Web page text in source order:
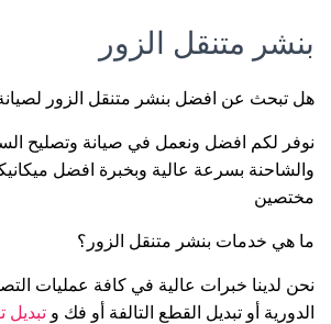
بنشر متنقل الزور
هل تبحث عن افضل بنشر متنقل الزور
نوفر لكم افضل ونعمل في صيانة وتصليح
والشاحنة بسرعة عالية وبخبرة افضل
مختصين
ما هي خدمات بنشر متنقل الزور؟
نحن لدينا خبرات عالية في كافة عمليات
الدورية أو تبديل القطع التالفة أو فك و تبديل